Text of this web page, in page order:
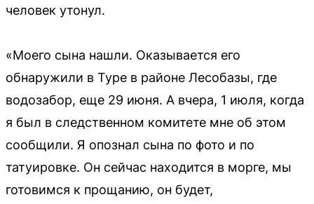
человек утонул.
«Моего сына нашли. Оказывается его
обнаружили в Туре в районе Лесобазы, где
водозабор, еще 29 июня. А вчера, 1 июля, когда
я был в следственном комитете мне об этом
сообщили. Я опознал сына по фото и по
татуировке. Он сейчас находится в морге, мы
готовимся к прощанию, он будет,